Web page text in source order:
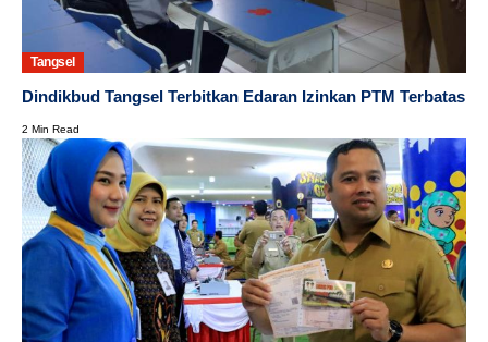
Tangsel
Dindikbud Tangsel Terbitkan Edaran Izinkan PTM Terbatas
2 Min Read